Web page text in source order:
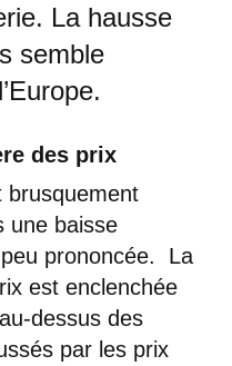
La hausse
semble
des prix
brusquement
une baisse
prononcée. La
est enclenchée
dessus des
par les prix